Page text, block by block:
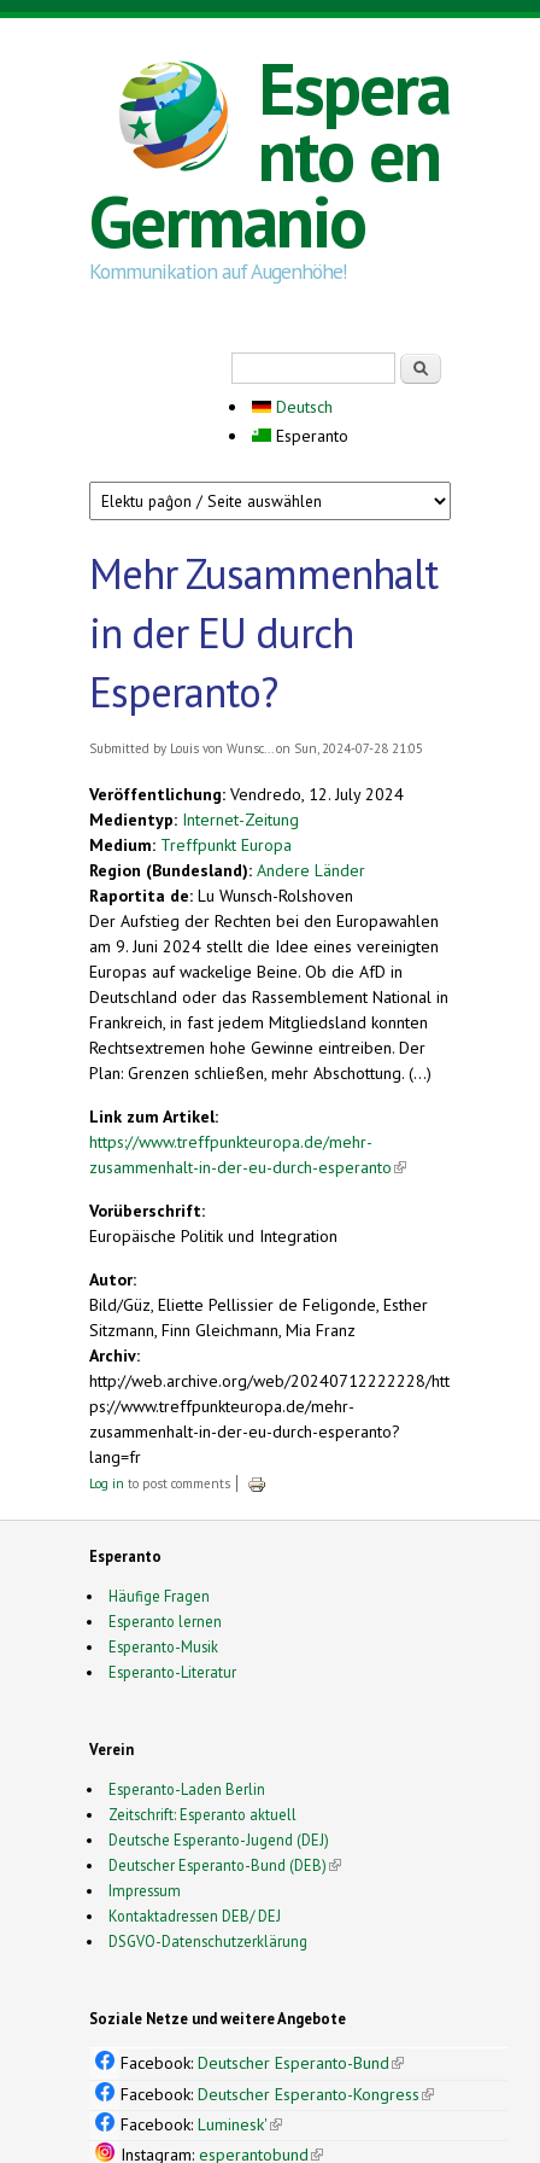
Skip to main content
Espera
nto en
Germanio
Kommunikation auf Augenhöhe!
Deutsch
Esperanto
Mehr Zusammenhalt
in der EU durch
Esperanto?
Submitted by Louis von Wunsc... on Sun, 2024-07-28 21:05
Veröffentlichung: Vendredo, 12. July 2024
Medientyp: Internet-Zeitung
Medium: Treffpunkt Europa
Region (Bundesland): Andere Länder
Raportita de: Lu Wunsch-Rolshoven
Der Aufstieg der Rechten bei den Europawahlen
am 9. Juni 2024 stellt die Idee eines vereinigten
Europas auf wackelige Beine. Ob die AfD in
Deutschland oder das Rassemblement National in
Frankreich, in fast jedem Mitgliedsland konnten
Rechtsextremen hohe Gewinne eintreiben. Der
Plan: Grenzen schließen, mehr Abschottung. (...)
Link zum Artikel:
https://www.treffpunkteuropa.de/mehr-
zusammenhalt-in-der-eu-durch-esperanto(link is
Vorüberschrift:
Europäische Politik und Integration
Autor:
Bild/Güz, Eliette Pellissier de Feligonde, Esther
Sitzmann, Finn Gleichmann, Mia Franz
Archiv:
http://web.archive.org/web/20240712222228/htt
ps://www.treffpunkteuropa.de/mehr-
zusammenhalt-in-der-eu-durch-esperanto?
lang=fr
Log in to post comments
Esperanto
Häufige Fragen
Esperanto lernen
Esperanto-Musik
Esperanto-Literatur
Verein
Esperanto-Laden Berlin
Zeitschrift: Esperanto aktuell
Deutsche Esperanto-Jugend (DEJ)
Deutscher Esperanto-Bund (DEB)(link is external)
Impressum
Kontaktadressen DEB/ DEJ
DSGVO-Datenschutzerklärung
Soziale Netze und weitere Angebote
Facebook: Deutscher Esperanto-Bund(link is
external)
Facebook: Deutscher Esperanto-Kongress(link is
Facebook: Luminesk'(link is external)
Instagram: esperantobund(link is external)